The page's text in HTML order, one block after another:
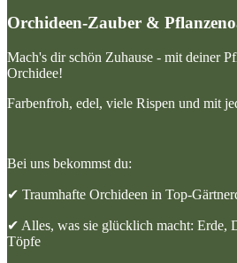
Orchideen-Zauber &
Mach's dir schön Zuhause - mit deiner
Orchidee!
Farbenfroh, edel, viele Rispen und mit
Bei uns bekommst du:
✔ Traumhafte Orchideen in Top-
✔ Alles, was sie glücklich macht: Erde,
Töpfe